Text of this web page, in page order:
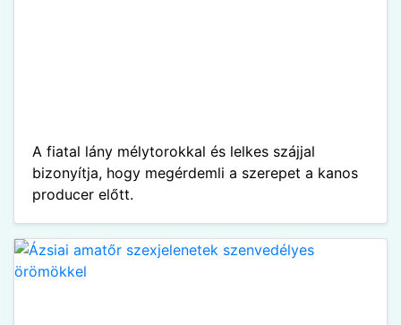
A fiatal lány mélytorokkal és lelkes szájjal
bizonyítja, hogy megérdemli a szerepet a kanos
producer előtt.